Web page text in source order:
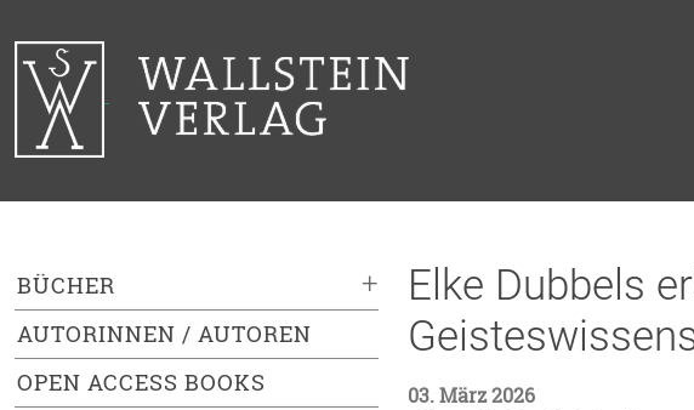
+
BÜCHER
AUTORINNEN / AUTOREN
OPEN ACCESS BOOKS
Elke Dubbels
03. März 2026